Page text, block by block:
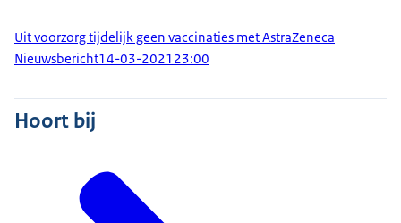
Uit voorzorg tijdelijk geen vaccinaties met AstraZeneca
Nieuwsbericht14-03-2021 23:00
Hoort bij